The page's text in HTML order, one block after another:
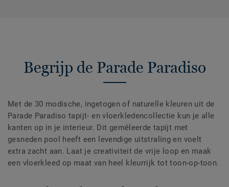
Begrijp de Parade Paradiso
Met de 30 modische, ingetogen of naturelle kleuren uit de
Parade Paradiso tapijt- en vloerkledencollectie kun je alle
kanten op in je interieur. Dit gemêleerde tapijt met
gesneden pool heeft een levendige uitstraling en voelt
extra zacht aan. Laat je creativiteit de vrije loop en maak
een vloerkleed op maat van heel kleurrijk tot toon-op-toon.